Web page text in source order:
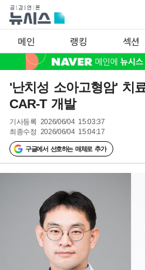
메인 랭킹 섹션
'난치성 소아고형암' 치
CAR-T 개발
기사등록 2026/06/04 15:03:37
최종수정 2026/06/04 15:04:17
구글에서 선호하는 매체로 추가